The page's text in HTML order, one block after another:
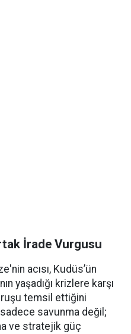
İrade Vurgusu
acısı, Kudüs’ün
yaşadığı krizlere karşı
temsil ettiğini
savunma değil;
ve stratejik güç